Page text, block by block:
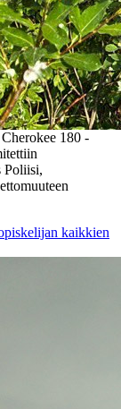
180 -
Poliisi,
kaikkien